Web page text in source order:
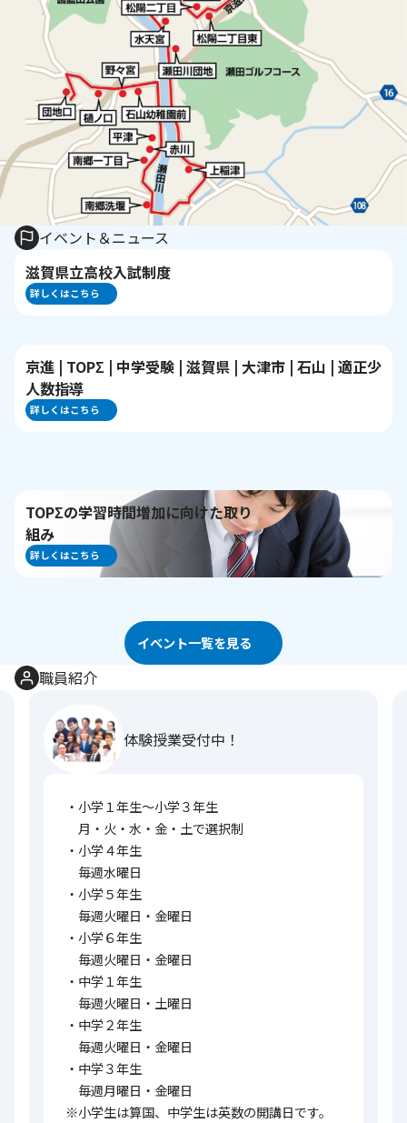
イベント＆ニュース
滋賀県立高校入試制度
詳しくはこちら
京進 | TOPΣ | 中学受験 | 滋賀県 | 大津市 | 石山 | 適正少
人数指導
詳しくはこちら
TOPΣの学習時間増加に向けた取り
組み
詳しくはこちら
イベント一覧を見る
職員紹介
体験授業受付中！
・小学１年生～小学３年生
月・火・水・金・土で選択制
・小学４年生
毎週水曜日
・小学５年生
毎週火曜日・金曜日
・小学６年生
毎週火曜日・金曜日
・中学１年生
毎週火曜日・土曜日
・中学２年生
毎週火曜日・金曜日
・中学３年生
毎週月曜日・金曜日
※小学生は算国、中学生は英数の開講日です。